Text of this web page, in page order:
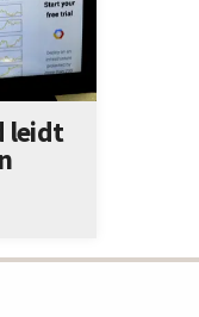
leidt